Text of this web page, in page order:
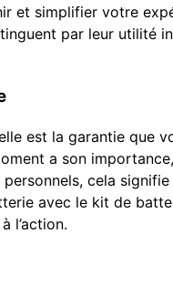
et simplifier votre
par leur utilité
est la garantie que
a son
cela
avec le kit de
l’action.